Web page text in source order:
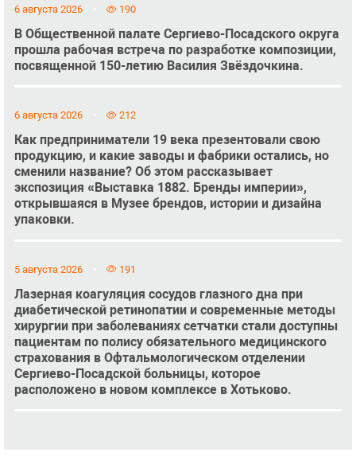
6 августа 2026 190
В Общественной палате Сергиево-Посадского округа
прошла рабочая встреча по разработке композиции,
посвященной 150-летию Василия Звёздочкина.
6 августа 2026 212
Как предприниматели 19 века презентовали свою
продукцию, и какие заводы и фабрики остались, но
сменили название? Об этом рассказывает
экспозиция «Выставка 1882. Бренды империи»,
открывшаяся в Музее брендов, истории и дизайна
упаковки.
5 августа 2026 191
Лазерная коагуляция сосудов глазного дна при
диабетической ретинопатии и современные методы
хирургии при заболеваниях сетчатки стали доступны
пациентам по полису обязательного медицинского
страхования в Офтальмологическом отделении
Сергиево-Посадской больницы, которое
расположено в новом комплексе в Хотьково.